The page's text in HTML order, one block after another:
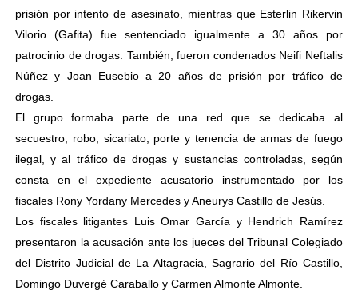
prisión por intento de asesinato, mientras que Esterlin Rikervin
Vilorio (Gafita) fue sentenciado igualmente a 30 años por
patrocinio de drogas. También, fueron condenados Neifi Neftalis
Núñez y Joan Eusebio a 20 años de prisión por tráfico de
drogas.
El grupo formaba parte de una red que se dedicaba al
secuestro, robo, sicariato, porte y tenencia de armas de fuego
ilegal, y al tráfico de drogas y sustancias controladas, según
consta en el expediente acusatorio instrumentado por los
fiscales Rony Yordany Mercedes y Aneurys Castillo de Jesús.
Los fiscales litigantes Luis Omar García y Hendrich Ramírez
presentaron la acusación ante los jueces del Tribunal Colegiado
del Distrito Judicial de La Altagracia, Sagrario del Río Castillo,
Domingo Duvergé Caraballo y Carmen Almonte Almonte.